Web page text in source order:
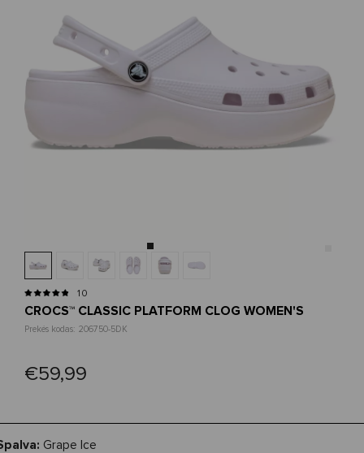
10
CROCS™ CLASSIC PLATFORM CLOG WOMEN'S
Prekės kodas: 206750-5DK
€59,99
Grape Ice